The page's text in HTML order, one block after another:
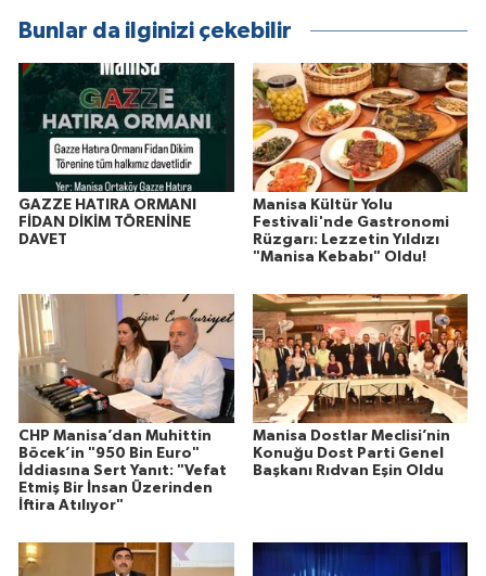
Bunlar da ilginizi çekebilir
GAZZE HATIRA ORMANI
FİDAN DİKİM TÖRENİNE
DAVET
Manisa Kültür Yolu
Festivali'nde Gastronomi
Rüzgarı: Lezzetin Yıldızı
"Manisa Kebabı" Oldu!
CHP Manisa’dan Muhittin
Böcek’in "950 Bin Euro"
İddiasına Sert Yanıt: "Vefat
Etmiş Bir İnsan Üzerinden
İftira Atılıyor"
Manisa Dostlar Meclisi’nin
Konuğu Dost Parti Genel
Başkanı Rıdvan Eşin Oldu